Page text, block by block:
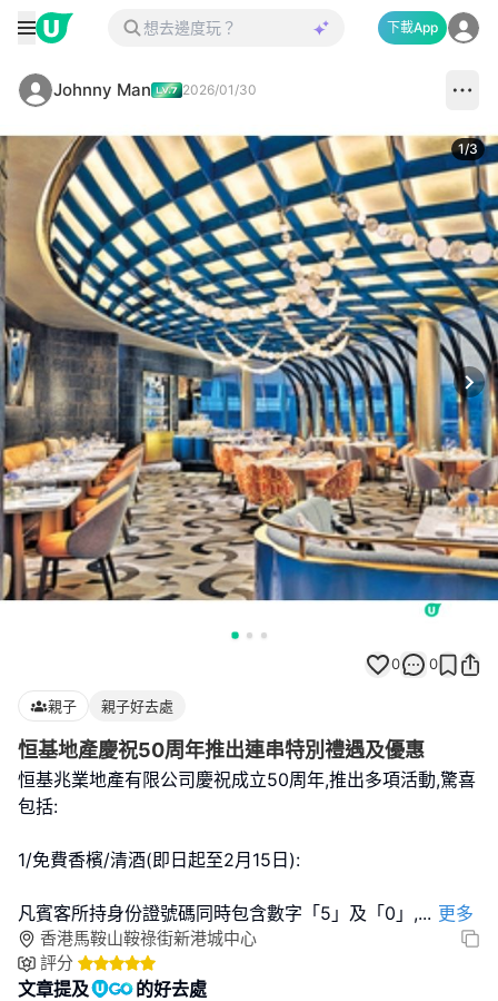
下載App
Johnny Man 2026/01/30
1/3
0 0
親子 親子好去處
恒基地產慶祝50周年推出連串特別禮遇及優惠
恒基兆業地產有限公司慶祝成立50周年,推出多項活動,驚喜
包括:
1/免費香檳/清酒(即日起至2月15日):
凡賓客所持身份證號碼同時包含數字「5」及「0」,... 更多
香港馬鞍山鞍祿街新港城中心
評分
文章提及 的好去處